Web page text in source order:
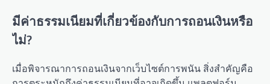
มีค่าธรรมเนียมที่เกี่ยวข้องกับการถอนเงินหรือ
ไม่?
เมื่อพิจารณาการถอนเงินจากเว็บไซต์การพนัน สิ่งสำคัญคือ